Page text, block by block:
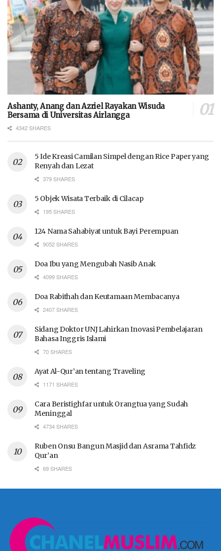
Ashanty, Anang dan Azriel Rayakan Wisuda
Bersama di Universitas Airlangga
4342 SHARES
5 Ide Kreasi Camilan Simpel dengan Rice Paper yang
Renyah dan Lezat
379 SHARES
5 Objek Wisata Terbaik di Cilacap
195 SHARES
124 Nama Sahabiyat untuk Bayi Perempuan
9052 SHARES
Doa Ibu yang Mengubah Nasib Anak
4099 SHARES
Doa Rabithah dan Keutamaan Membacanya
2407 SHARES
Sidang Doktor UNJ Lahirkan Inovasi Pembelajaran
Bahasa Inggris Islami
70 SHARES
Ayat Al-Qur’an tentang Traveling
1171 SHARES
Cara Beristighfar untuk Orangtua yang Sudah
Meninggal
4734 SHARES
Ruben Onsu Bangun Masjid dan Asrama Tahfidz
Qur’an
69 SHARES